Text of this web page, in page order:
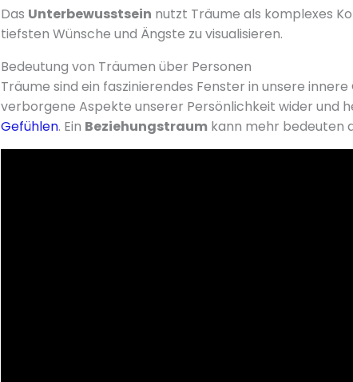
Das Unterbewusstsein nutzt Träume als komplexes
tiefsten Wünsche und Ängste zu visualisieren.
Bedeutung von Träumen über Personen
Träume sind ein faszinierendes Fenster in unsere
verborgene Aspekte unserer Persönlichkeit wider und
Gefühlen. Ein Beziehungstraumkann mehr bedeuten